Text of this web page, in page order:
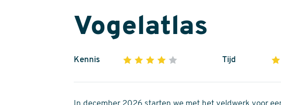
Vogelatlas
Kennis 1 2 3 4
of
Tijd
of